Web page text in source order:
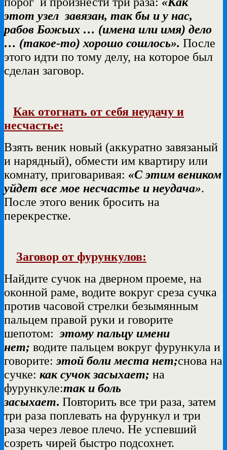
этот узел завязан, так бы и у нас,
рабов Божьих … (имена или имя) дело
… (такое-то) хорошо сошлось». После
этого идти по тому делу, на которое был
сделан заговор.
Как отогнать от себя неудачу и
несчастье:
Взять веник новый (аккуратно завязаный
и нарядный), обмести им квартиру или
комнату, приговаривая: «С этим веником
уйдет все мое несчастье и неудача».
После этого веник бросить на
перекрестке.
Заговор от фурункулов:
Найдите сучок на дверном проеме, на
оконной раме, водите вокруг среза сучка
против часовой стрелки безымянным
пальцем правой руки и говорите
шепотом:этому пальцу имени
нет; водите пальцем вокруг фурункула и
говорите:этой боли места нет;снова на
сучке: как сучок засыхает; на
фурункуле:так и боль
засыхает. Повторить все три раза, затем
три раза поплевать на фурункул и три
раза через левое плечо. Не успевший
созреть чирей быстро подсохнет.